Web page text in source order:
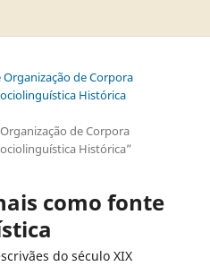
de Corpora
Histórica
de Corpora
Histórica”
como fonte
do século XIX